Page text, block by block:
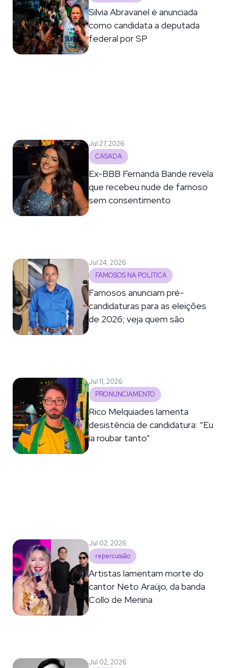
Silvia Abravanel é anunciada
como candidata a deputada
federal por SP
Jul 27, 2026
CASADA
Ex-BBB Fernanda Bande revela
que recebeu nude de famoso
sem consentimento
Jul 24, 2026
FAMOSOS NA POLÍTICA
Famosos anunciam pré-
candidaturas para as eleições
de 2026; veja quem são
Jul 11, 2026
PRONUNCIAMENTO
Rico Melquiades lamenta
desistência de candidatura: “Eu
ia roubar tanto”
Jul 02, 2026
repercussão
Artistas lamentam morte do
cantor Neto Araújo, da banda
Collo de Menina
Jul 02, 2026